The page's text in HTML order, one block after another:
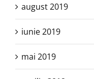
august 2019
iunie 2019
mai 2019